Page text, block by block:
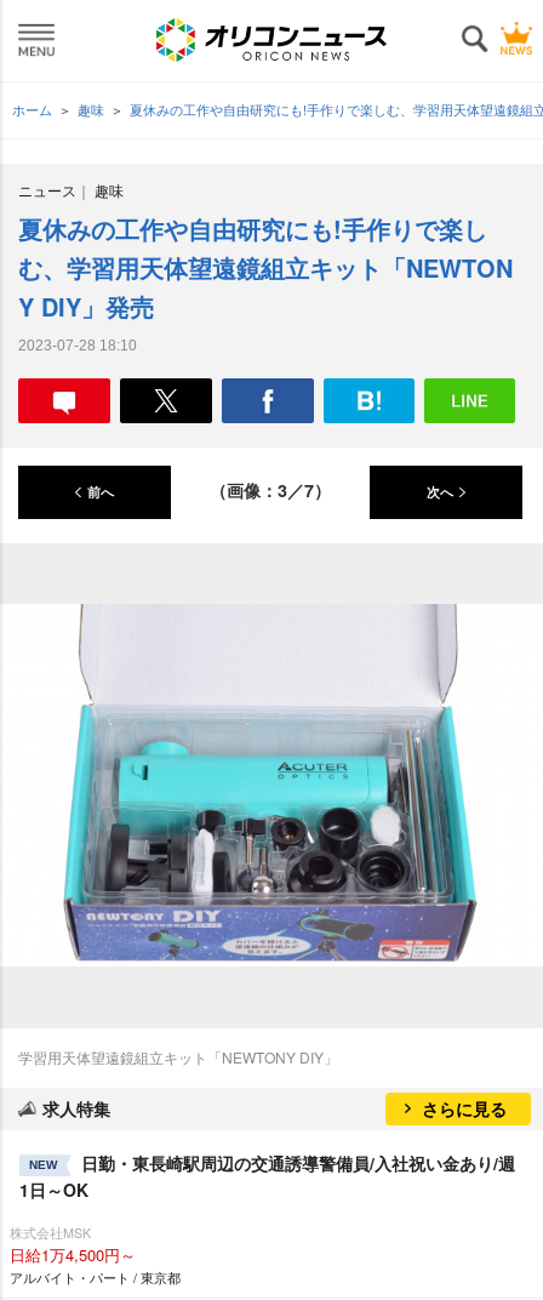
ホーム 趣味 夏休みの工作や自由研究にも!手作りで楽しむ、学習用天体望遠鏡組
ニュース 趣味
夏休みの工作や自由研究にも!手作りで楽し
む、学習用天体望遠鏡組立キット「NEWTON
Y DIY」発売
2023-07-28 18:10
前へ （画像：3／7） 次へ
学習用天体望遠鏡組立キット「NEWTONY DIY」
求人特集 さらに見る
NEW
日勤・東長崎駅周辺の交通誘導警備員/入社祝い金あり/週
1日～OK
株式会社MSK
日給1万4,500円～
アルバイト・パート / 東京都